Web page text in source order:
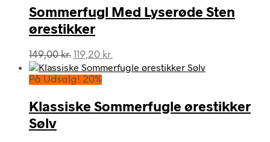
149,00 kr..119,20 kr..
Sommerfugl Med Lyserøde Sten
ørestikker
149,00kr. Den
oprindelige
pris
149,00 kr..
119,20 kr.
aktuelle
119,20 kr..
På Udsalg! 20%
Klassiske Sommerfugle ørestikker
Sølv